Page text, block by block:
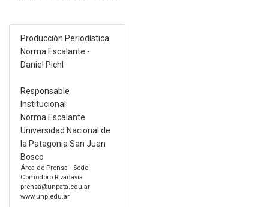
Producción Periodística:
Norma Escalante -
Daniel Pichl
Responsable
Institucional:
Norma Escalante
Universidad Nacional de
la Patagonia San Juan
Bosco
Área de Prensa - Sede
Comodoro Rivadavia
prensa@unpata.edu.ar
www.unp.edu.ar